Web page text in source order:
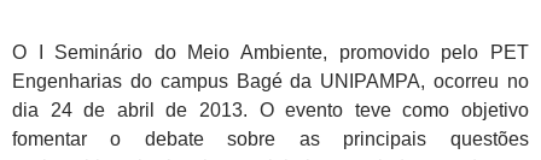
O I Seminário do Meio Ambiente, promovido pelo PET
Engenharias do campus Bagé da UNIPAMPA, ocorreu no
dia 24 de abril de 2013. O evento teve como objetivo
fomentar o debate sobre as principais questões